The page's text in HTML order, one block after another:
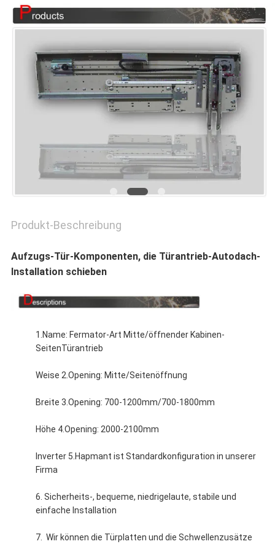
NACHRICHTEN
FÄLLE
SITEMAP
PRIVACY
Produkt-Beschreibung
Aufzugs-Tür-Komponenten, die Türantrieb-Autodach-
Installation schieben
1.Name: Fermator-Art Mitte/öffnender Kabinen-
SeitenTürantrieb
Weise 2.Opening: Mitte/Seitenöffnung
Breite 3.Opening: 700-1200mm/700-1800mm
Höhe 4.Opening: 2000-2100mm
Inverter 5.Hapmant ist Standardkonfiguration in unserer
Firma
6. Sicherheits-, bequeme, niedrigelaute, stabile und
einfache Installation
7. Wir können die Türplatten und die Schwellenzusätze